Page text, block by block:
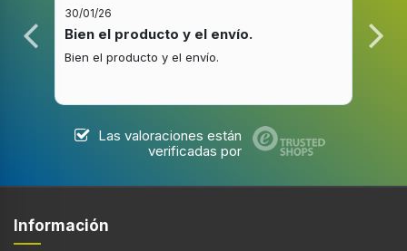
30/01/26
Bien el producto y el envío.
Bien el producto y el envío.
Las valoraciones están
verificadas por
Información